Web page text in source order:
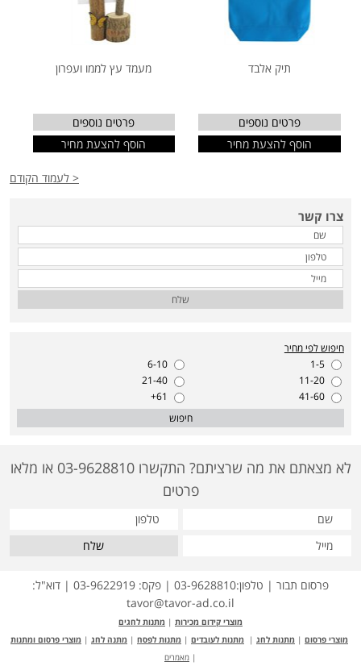
תיק אלבד
פרטים נוספים
הוסף להצעת מחיר
מעמד עץ לממו ועפרון
פרטים נוספים
הוסף להצעת מחיר
< לעמוד הקודם
צרו קשר
שלח
חיפוש לפי מחיר
1-5
6-10
11-20
21-40
41-60
61+
חיפוש
לא מצאתם את מה שרציתם? התקשרו 03-9628810 או מלאו
פרטים
שלח
פרסום תבור | טלפון:03-9628810 | פקס: 03-9622919 | דוא"ל:
tavor@tavor-ad.co.il
מוצרי קידום מכירות | מתנות לחגים
מוצרי פרסום | מתנות לחג | מתנות לעובדים | מתנות לפסח | מתנה לחג | מוצרי פרסום ומתנות
| מאמרים